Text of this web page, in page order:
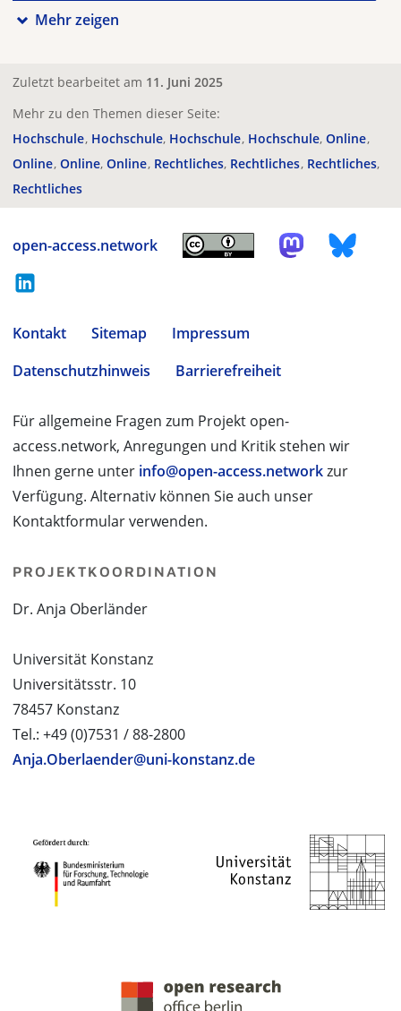
Mehr zeigen
Zuletzt bearbeitet am 11. Juni 2025
Mehr zu den Themen dieser Seite:
Hochschule Hochschule Hochschule Hochschule Online
Online Online Online Rechtliches Rechtliches Rechtliches
Rechtliches
open-access.network
Kontakt Sitemap
Impressum
Datenschutzhinweis
Barrierefreiheit
Für allgemeine Fragen zum Projekt open-
access.network, Anregungen und Kritik stehen wir
Ihnen gerne unter info@open-access.networkzur
Verfügung. Alternativ können Sie auch unser
Kontaktformular verwenden.
PROJEKTKOORDINATION
Dr. Anja Oberländer
Universität Konstanz
Universitätsstr. 10
78457 Konstanz
Tel.: +49 (0)7531 / 88-2800
Anja.Oberlaender@uni-konstanz.de